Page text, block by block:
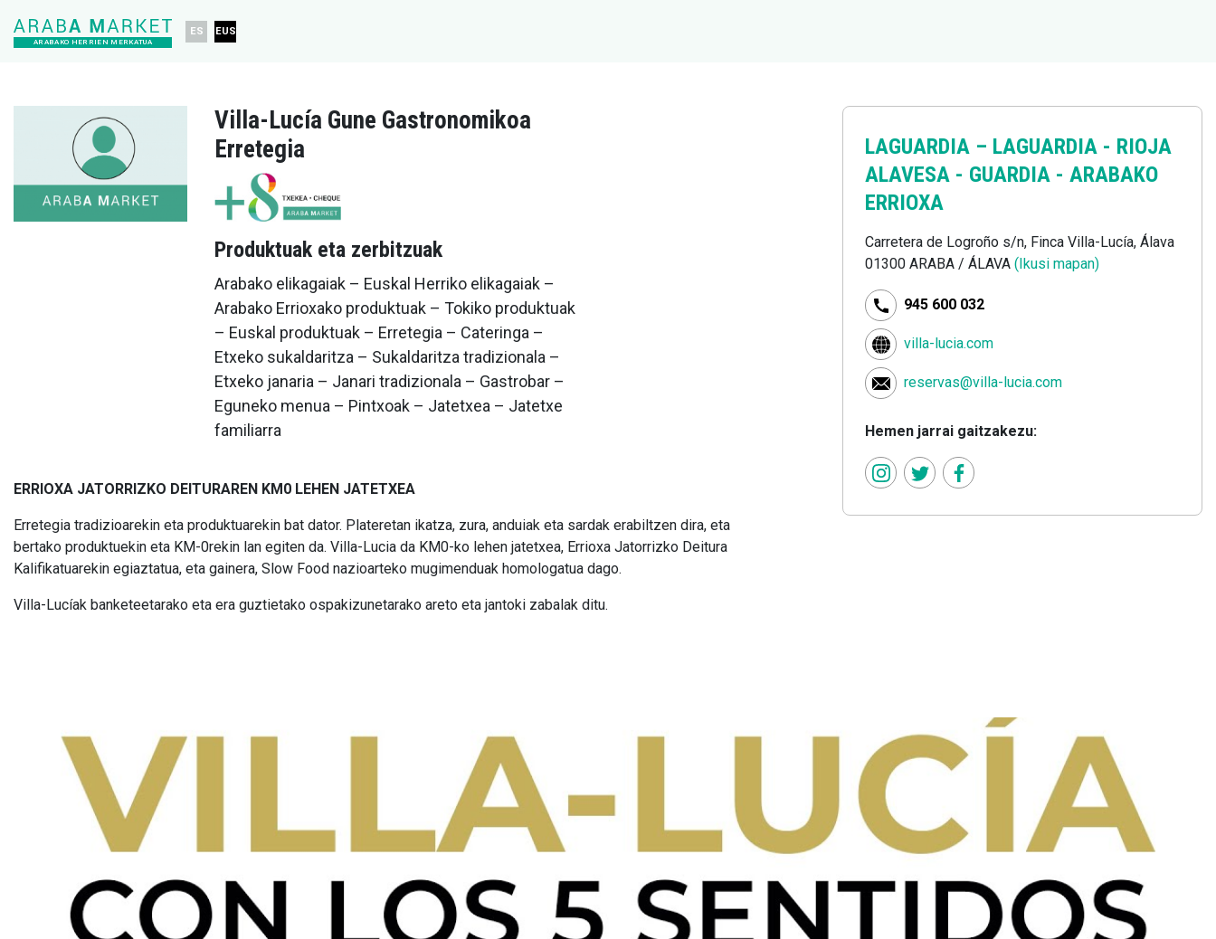
ARABAKO HERRIEN MERKATUA
ES EUS
Villa-Lucía Gune Gastronomikoa
Erretegia
Produktuak eta zerbitzuak
Arabako elikagaiak – Euskal Herriko elikagaiak –
Arabako Errioxako produktuak – Tokiko produktuak
– Euskal produktuak – Erretegia – Cateringa –
Etxeko sukaldaritza – Sukaldaritza tradizionala –
Etxeko janaria – Janari tradizionala – Gastrobar –
Eguneko menua – Pintxoak – Jatetxea – Jatetxe
familiarra
ERRIOXA JATORRIZKO DEITURAREN KM0 LEHEN JATETXEA
Erretegia tradizioarekin eta produktuarekin bat dator. Plateretan ikatza, zura, anduiak eta sardak erabiltzen dira, eta
bertako produktuekin eta KM-0rekin lan egiten da. Villa-Lucia da KM0-ko lehen jatetxea, Errioxa Jatorrizko Deitura
Kalifikatuarekin egiaztatua, eta gainera, Slow Food nazioarteko mugimenduak homologatua dago.
Villa-Lucíak banketeetarako eta era guztietako ospakizunetarako areto eta jantoki zabalak ditu.
LAGUARDIA – LAGUARDIA - RIOJA
ALAVESA - GUARDIA - ARABAKO
ERRIOXA
Carretera de Logroño s/n, Finca Villa-Lucía, Álava
01300 ARABA / ÁLAVA (Ikusi mapan)
945 600 032
villa-lucia.com
reservas@villa-lucia.com
Hemen jarrai gaitzakezu: